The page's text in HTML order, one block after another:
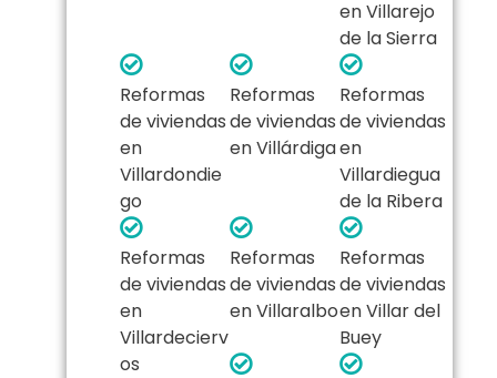
en Villarejo
de la Sierra
Reformas
de viviendas
en
Villardondie
go
Reformas
de viviendas
en Villárdiga
Reformas
de viviendas
en
Villardiegua
de la Ribera
Reformas
de viviendas
en
Villardecierv
os
Reformas
de viviendas
en Villaralbo
Reformas
de viviendas
en Villar del
Buey